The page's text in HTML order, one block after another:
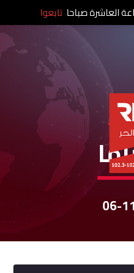
06-
العاشرة صباحا تابعوا